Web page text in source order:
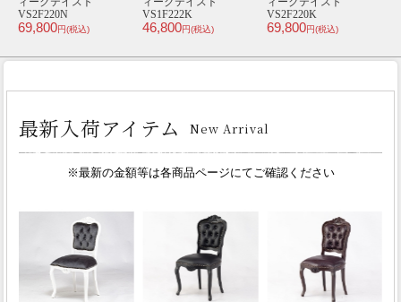
8P32B
46,800円(税込)
VC2P30K
74,800円(税込)
VKF279K
79,800円(税込)